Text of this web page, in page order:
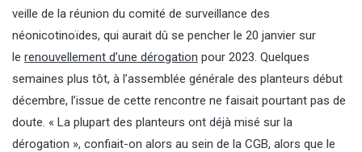
veille de la réunion du comité de surveillance des
néonicotinoïdes, qui aurait dû se pencher le 20 janvier sur
le renouvellement d’une dérogation pour 2023. Quelques
semaines plus tôt, à l’assemblée générale des planteurs début
décembre, l’issue de cette rencontre ne faisait pourtant pas de
doute. « La plupart des planteurs ont déjà misé sur la
dérogation », confiait-on alors au sein de la CGB, alors que le